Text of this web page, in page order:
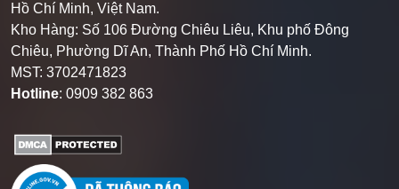
Hồ Chí Minh, Việt Nam.
Kho Hàng: Số 106 Đường Chiêu Liêu, Khu phố Đông
Chiêu, Phường Dĩ An, Thành Phố Hồ Chí Minh.
MST: 3702471823
Hotline: 0909 382 863